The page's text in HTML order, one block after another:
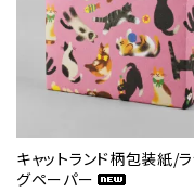
キャットランド柄包装紙/
グペーパー